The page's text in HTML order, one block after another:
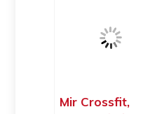
Mir Crossfit,